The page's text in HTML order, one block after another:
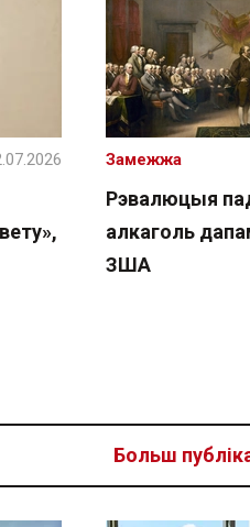
Рэвалюцыя
алкаголь
ЗША
Замежжа
Больш